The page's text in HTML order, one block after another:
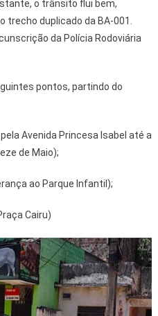
o trânsito flui bem,
duplicado da BA-001.
da Polícia Rodoviária
pontos, partindo do
Avenida Princesa Isabel até a
de Maio);
ao Parque Infantil);
Cairu)